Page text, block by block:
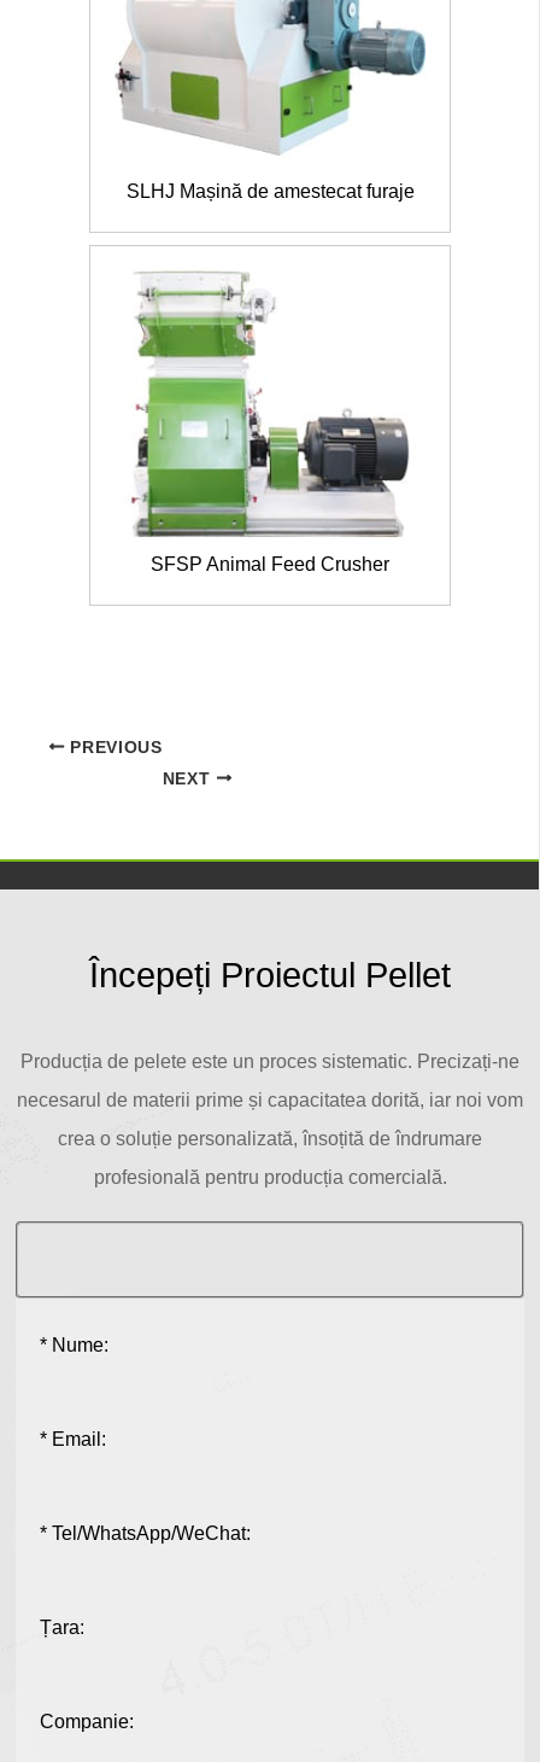
SLHJ Mașină de amestecat furaje
SFSP Animal Feed Crusher
PREVIOUS
NEXT
Începeți Proiectul Pellet
Producția de pelete este un proces sistematic. Precizați-ne
necesarul de materii prime și capacitatea dorită, iar noi vom
crea o soluție personalizată, însoțită de îndrumare
profesională pentru producția comercială.
* Nume:
* Email:
* Tel/WhatsApp/WeChat:
Țara:
Companie: